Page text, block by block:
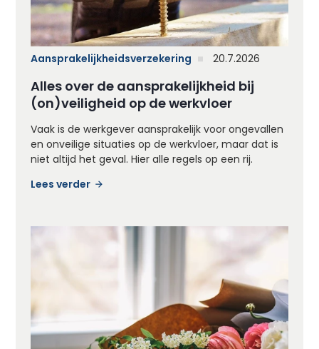
Aansprakelijkheidsverzekering 20.7.2026
Alles over de aansprakelijkheid bij
(on)veiligheid op de werkvloer
Vaak is de werkgever aansprakelijk voor ongevallen
en onveilige situaties op de werkvloer, maar dat is
niet altijd het geval. Hier alle regels op een rij.
Lees verder